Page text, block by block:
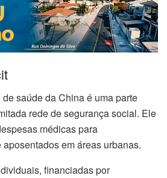
saúde da China é uma parte
rede de segurança social. Ele
médicas para
em áreas urbanas.
financiadas por